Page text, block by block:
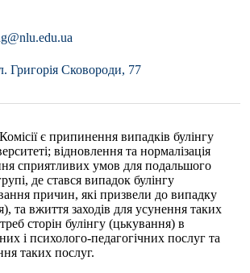
Григорія Сковороди, 77
є припинення випадків булінгу
відновлення та нормалізація
сприятливих умов для подальшого
де стався випадок булінгу
причин, які призвели до випадку
та вжиття заходів для усунення таких
сторін булінгу (цькування) в
і психолого-педагогічних послуг та
таких послуг.